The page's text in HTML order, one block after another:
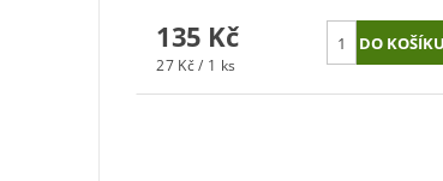
135 Kč
27 Kč / 1 ks